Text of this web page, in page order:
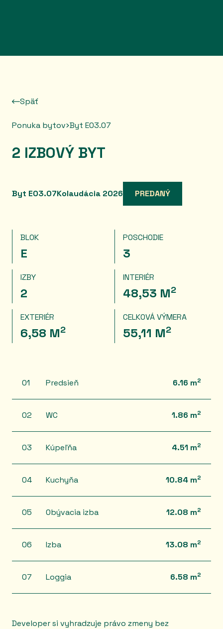
Späť
Ponuka bytov Byt E03.07
2 IZBOVÝ BYT
Byt E03.07Kolaudácia 2026 PREDANÝ
BLOK
E
POSCHODIE
3
IZBY
2
INTERIÉR
48,53 M2
EXTERIÉR
6,58 M2
CELKOVÁ VÝMERA
55,11 M2
01 Predsieň 6.16 m2
02 WC 1.86 m2
03 Kúpeľňa 4.51 m2
04 Kuchyňa 10.84 m2
05 Obývacia izba 12.08 m2
06 Izba 13.08 m2
07 Loggia 6.58 m2
Developer si vyhradzuje právo zmeny bez